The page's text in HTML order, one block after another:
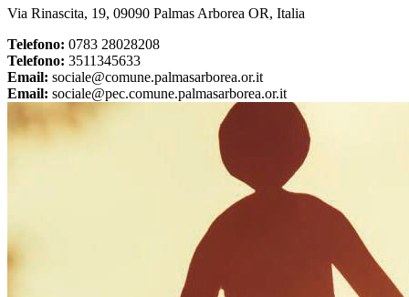
Via Rinascita, 19, 09090 Palmas Arborea OR, Italia
Telefono: 0783 28028208
Telefono: 3511345633
Email: sociale@comune.palmasarborea.or.it
Email: sociale@pec.comune.palmasarborea.or.it